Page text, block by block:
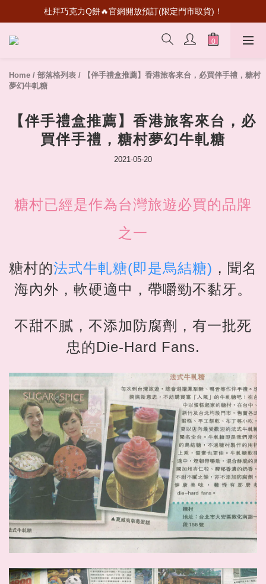
超級瑪利歐聯名登場！送禮收藏一次滿足
杜拜巧克力Q餅🔥官網開放預訂(限定門市取貨)！
首次加入會員💰送50元購物金
Home / 部落格列表 /
【伴手禮盒推薦】香港旅客來台，必買伴手禮，糖村
夢幻牛軋糖
【伴手禮盒推薦】香港旅客來台，必
買伴手禮，糖村夢幻牛軋糖
2021-05-20
糖村已經是作為台灣旅遊必買的品牌
之一
糖村的法式牛軋糖(即是烏結糖) ，聞名
海內外，軟硬適中，帶嚼勁不黏牙。
不甜不膩，不添加防腐劑，有一批死
忠的Die-Hard Fans.